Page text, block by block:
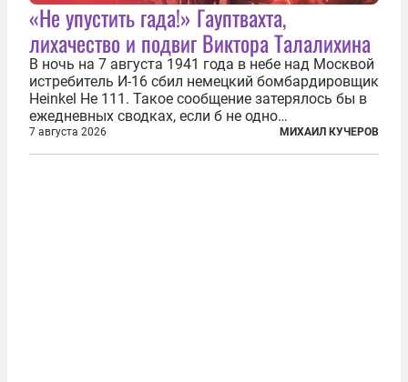
«Не упустить гада!» Гауптвахта,
лихачество и подвиг Виктора Талалихина
В ночь на 7 августа 1941 года в небе над Москвой
истребитель И-16 сбил немецкий бомбардировщик
Heinkel He 111. Такое сообщение затерялось бы в
ежедневных сводках, если б не одно
обстоятельство. Это был один из первых в
истории отечественной авиации ночных таранов.
7 августа 2026 МИХАИЛ КУЧЕРОВ